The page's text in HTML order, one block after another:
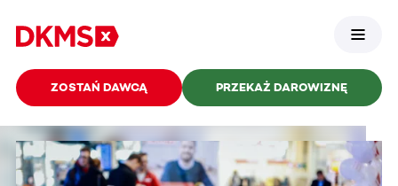
ZOSTAŃ DAWCĄ PRZEKAŻ DAROWIZNĘ